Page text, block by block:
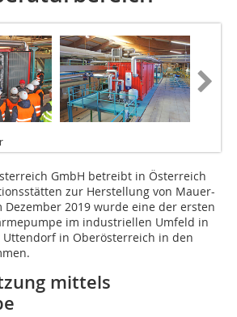
GmbH betreibt in Österreich
zur Herstellung von Mauer-
Dezember 2019 wurde eine der ersten
im industriellen Umfeld in
Uttendorf in Oberösterreich in den
mittels